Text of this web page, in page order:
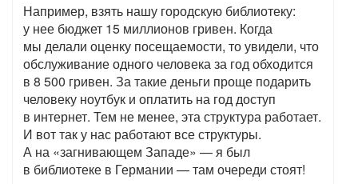
Например, взять нашу городскую библиотеку:
у нее бюджет 15 миллионов гривен. Когда
мы делали оценку посещаемости, то увидели, что
обслуживание одного человека за год обходится
в 8 500 гривен. За такие деньги проще подарить
человеку ноутбук и оплатить на год доступ
в интернет. Тем не менее, эта структура работает.
И вот так у нас работают все структуры.
А на «загнивающем Западе» — я был
в библиотеке в Германии — там очереди стоят!